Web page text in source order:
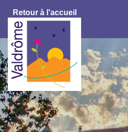
Retour à l'accueil